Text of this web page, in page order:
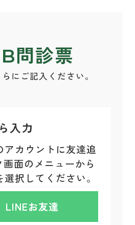
にご記入ください。
問診票
入力
アカウントに友達追
面のメニューから
択してください。
LINEお友達